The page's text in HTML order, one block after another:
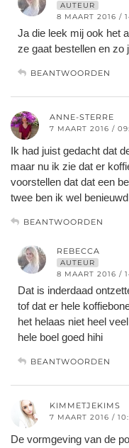
AUTEUR
8 MAART 2016 /
Ja die leek mij ook het
ze gaat bestellen en zo
BEANTWOORDEN
ANNE-STERRE
7 MAART 2016 /
Ik had juist gedacht dat
maar nu ik zie dat er
voorstellen dat dat een
twee ben ik wel
BEANTWOORDEN
REBECCA
AUTEUR
8 MAART 2016 /
Dat is inderdaad
tof dat er hele
het helaas niet heel
hele boel goed hihi
BEANTWOORDEN
KIMMETJEKIMS
7 MAART 2016 /
De vormgeving van de